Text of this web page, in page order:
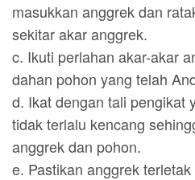
masukkan anggrek dan
sekitar akar anggrek.
c. Ikuti perlahan akar-akar
dahan pohon yang telah
d. Ikat dengan tali pengikat
tidak terlalu kencang
anggrek dan pohon.
e. Pastikan anggrek